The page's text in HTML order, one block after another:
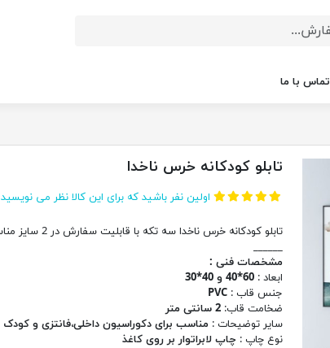
تماس با ما
تابلو کودکانه خرس ناخدا
اولین نفر باشید که برای این کالا نظر می نویسید
تابلو کودکانه خرس ناخدا سه تکه با قابلیت سفارش در 2 سایز مناسب برای دکور
______
مشخصات فنی :
ابعاد : 60*40 و 40*30
جنس قاب : PVC
ضخامت قاب: 2 سانتی متر
سایر توضیحات : مناسب برای دکوراسیون داخلی،فانتزی و کودک
نوع چاپ : چاپ لابراتوار بر روی کاغذ